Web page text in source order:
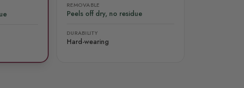
REMOVABLE
Peels off dry, no residue
DURABILITY
Hard-wearing